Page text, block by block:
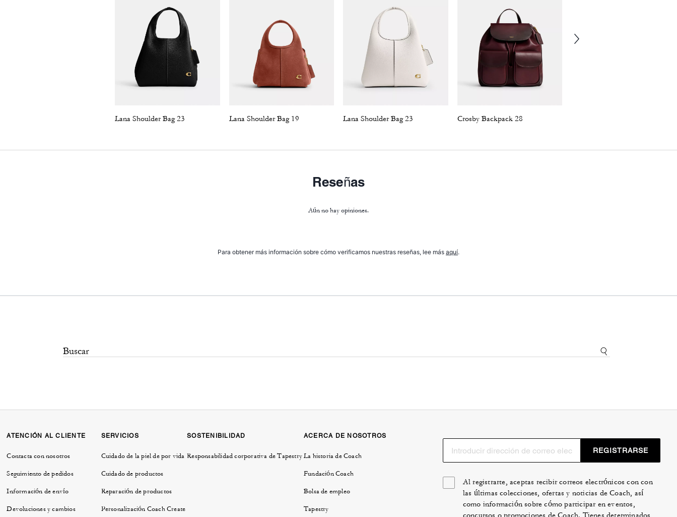
Lana Shoulder Bag 23 Lana Shoulder Bag 19 Lana Shoulder Bag 23 Crosby Backpack 28
Reseñas
Aún no hay opiniones.
Para obtener más información sobre cómo verificamos nuestras reseñas, lee más aquí.
ATENCIÓN AL CLIENTE
Contacta con nosotros
Seguimiento de pedidos
Información de envío
Devoluciones y cambios
SERVICIOS
Cuidado de la piel de por vida
Cuidado de productos
Reparación de productos
Personalización Coach Create
SOSTENIBILIDAD
Responsabilidad corporativa de Tapestry
ACERCA DE NOSOTROS
La historia de Coach
Fundación Coach
Bolsa de empleo
Tapestry
REGISTRARSE
Al registrarte, aceptas recibir correos electrónicos con con
las últimas colecciones, ofertas y noticias de Coach, así
como información sobre cómo participar en eventos,